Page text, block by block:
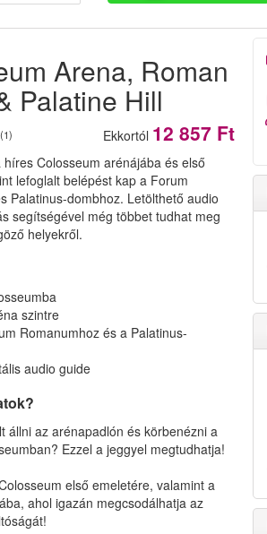
Arena, Roman
Palatine Hill
(1) Ekkortól 12 857 Ft
Colosseum arénájába és első
lefoglalt belépést kap a Forum
Palatinus-dombhoz. Letölthető audio
segítségével még többet tudhat meg
helyekről.
szintre
Romanumhoz és a Palatinus-
audio guide
állni az arénapadlón és körbenézni a
Ezzel a jeggyel megtudhatja!
első emeletére, valamint a
ahol igazán megcsodálhatja az